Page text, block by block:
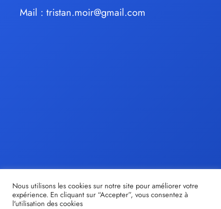
Mail : tristan.moir@gmail.com
Nous utilisons les cookies sur notre site pour améliorer votre
expérience. En cliquant sur “Accepter”, vous consentez à
l'utilisation des cookies